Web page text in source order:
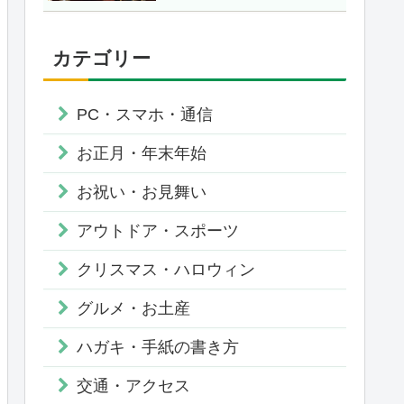
カテゴリー
PC・スマホ・通信
お正月・年末年始
お祝い・お見舞い
アウトドア・スポーツ
クリスマス・ハロウィン
グルメ・お土産
ハガキ・手紙の書き方
交通・アクセス